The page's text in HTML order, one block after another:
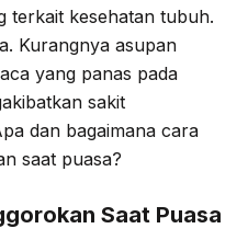
terkait kesehatan tubuh.
Kurangnya asupan
yang panas pada
sakit
dan bagaimana cara
saat puasa?
Saat Puasa